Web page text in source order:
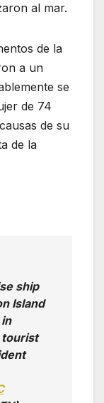
al mar.
de la
a un
se
de 74
de su
de la
ship
Island
tourist